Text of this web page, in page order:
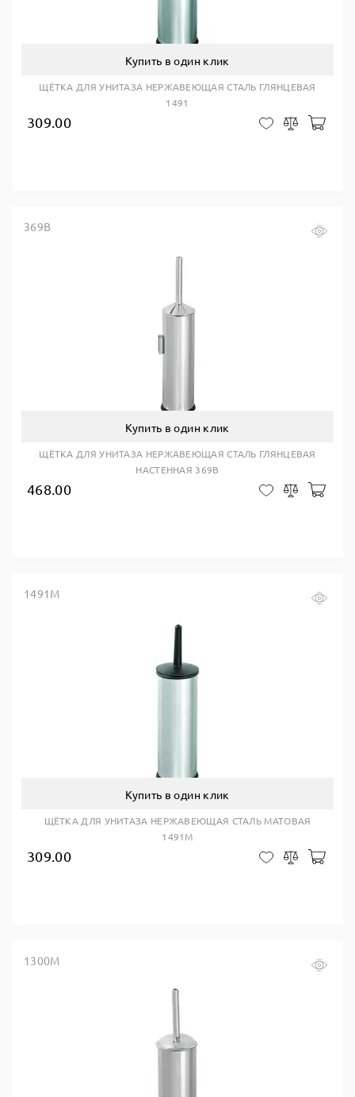
Купить в один клик
ЩЁТКА ДЛЯ УНИТАЗА НЕРЖАВЕЮЩАЯ СТАЛЬ ГЛЯНЦЕВАЯ
1491
309.00 В закладки
Сравнить
369B
Купить в один клик
ЩЁТКА ДЛЯ УНИТАЗА НЕРЖАВЕЮЩАЯ СТАЛЬ ГЛЯНЦЕВАЯ
НАСТЕННАЯ 369B
468.00 В закладки
Сравнить
1491M
Купить в один клик
ЩЁТКА ДЛЯ УНИТАЗА НЕРЖАВЕЮЩАЯ СТАЛЬ МАТОВАЯ
1491M
309.00 В закладки
Сравнить
1300M